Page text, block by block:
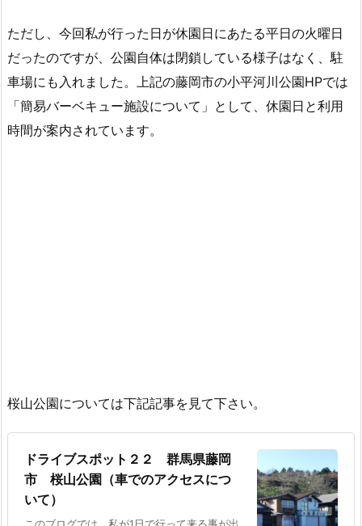
ただし、今回私が行った日が休園日にあたる平日の火曜日
だったのですが、公園自体は閉鎖している様子はなく、駐
車場にも入れました。上記の藤岡市の小平河川公園HPでは
「簡易バーベキュー施設について」として、休園日と利用
時間が案内されています。
桜山公園については下記記事を見て下さい。
ドライブスポット２２ 群馬県藤岡
市 桜山公園（車でのアクセスにつ
いて）